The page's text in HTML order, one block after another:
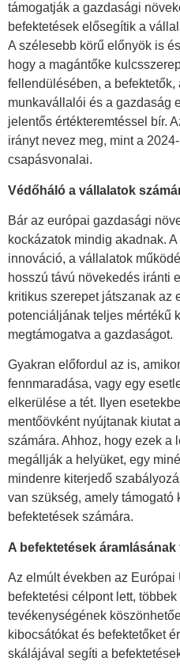
támogatják a gazdasági
befektetések elősegítik a
A szélesebb körű előnyök is
hogy a magántőke
fellendülésében, a befektetők,
munkavállalói és a gazdaság
jelentős értékteremtéssel bír.
irányt nevez meg, mint a
csapásvonalai.
Védőháló a vállalatok
Bár az európai gazdasági
kockázatok mindig akadnak.
innováció, a vállalatok
hosszú távú növekedés iránti
kritikus szerepet játszanak az
potenciáljának teljes mértékű
megtámogatva a gazdaságot.
Gyakran előfordul az is,
fennmaradása, vagy egy
elkerülése a tét. Ilyen
mentőövként nyújtanak kiutat
számára. Ahhoz, hogy ezek a
megállják a helyüket, egy
mindenre kiterjedő
van szükség, amely támogató
befektetések számára.
A befektetések
Az elmúlt években az
befektetési célpont lett,
tevékenységének
kibocsátókat és befektetőket
skálájával segíti a